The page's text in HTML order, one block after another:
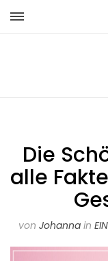
Die
alle
von Johanna in